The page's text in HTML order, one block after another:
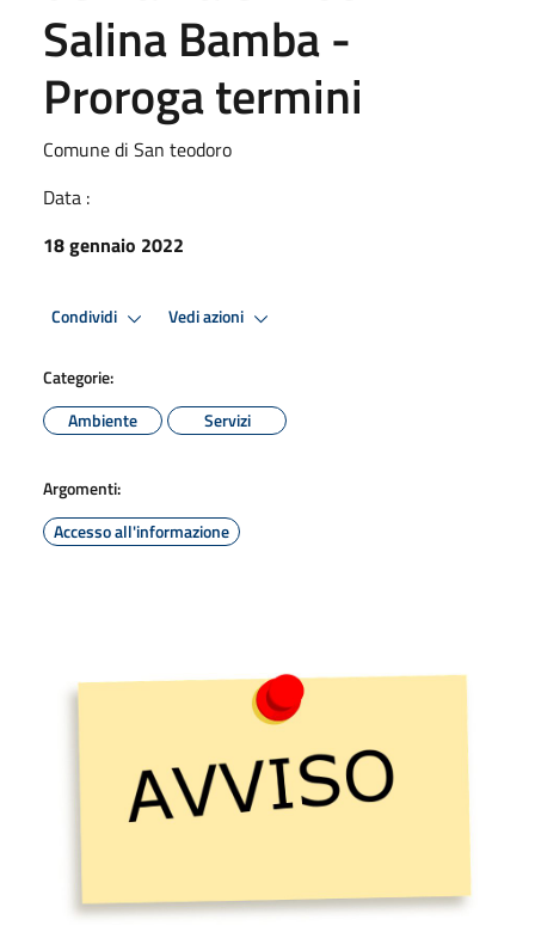
Salina Bamba -
Proroga termini
Comune di San teodoro
Data :
18 gennaio 2022
Condividi Vedi azioni
Categorie:
Ambiente
Servizi
Argomenti:
Accesso all'informazione